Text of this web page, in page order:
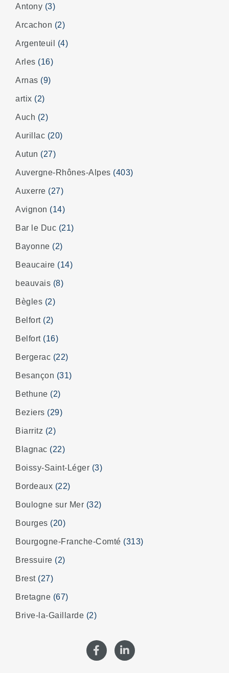
Antony (3)
Arcachon (2)
Argenteuil (4)
Arles (16)
Arnas (9)
artix (2)
Auch (2)
Aurillac (20)
Autun (27)
Auvergne-Rhônes-Alpes (403)
Auxerre (27)
Avignon (14)
Bar le Duc (21)
Bayonne (2)
Beaucaire (14)
beauvais (8)
Bègles (2)
Belfort (2)
Belfort (16)
Bergerac (22)
Besançon (31)
Bethune (2)
Beziers (29)
Biarritz (2)
Blagnac (22)
Boissy-Saint-Léger (3)
Bordeaux (22)
Boulogne sur Mer (32)
Bourges (20)
Bourgogne-Franche-Comté (313)
Bressuire (2)
Brest (27)
Bretagne (67)
Brive-la-Gaillarde (2)